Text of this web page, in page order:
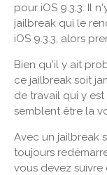
pour iOS 9.3.3. Il
jailbreak qui le
iOS 9.3.3, alors
Bien qu'il y ait
ce jailbreak soit
de travail qui y
semblent être la
Avec un jailbreak
toujours
vous devez